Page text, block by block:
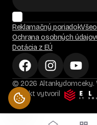
Reklamačný poriadok
Ochrana osobných údajov
Dotácia z EÚ
© 2026 Altankydomceky.
Projekt vytvoril